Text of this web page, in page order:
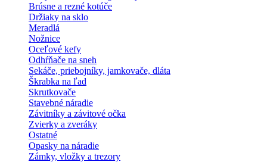
Brúsne a rezné kotúče
Držiaky na sklo
Meradlá
Nožnice
Oceľové kefy
Odhŕňače na sneh
Sekáče, priebojníky, jamkovače, dláta
Škrabka na ľad
Skrutkovače
Stavebné náradie
Závitníky a závitové očka
Zvierky a zveráky
Ostatné
Opasky na náradie
Zámky, vložky a trezory